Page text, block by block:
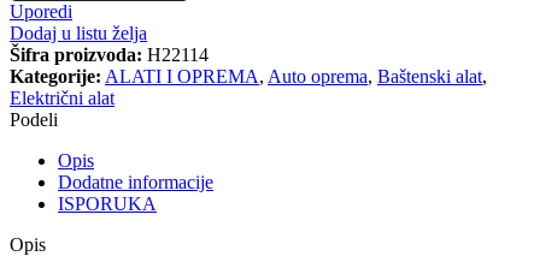
Uporedi
Dodaj u listu želja
Šifra proizvoda: H22114
Kategorije: ALATI I OPREMA, Auto oprema, Baštenski alat,
Električni alat
Podeli
Opis
Dodatne informacije
ISPORUKA
Opis